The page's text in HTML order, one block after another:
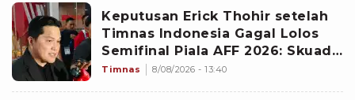
Keputusan Erick Thohir setelah
Timnas Indonesia Gagal Lolos
Semifinal Piala AFF 2026: Skuad
John Herdman Dievaluasi
Timnas 8/08/2026 - 13:40